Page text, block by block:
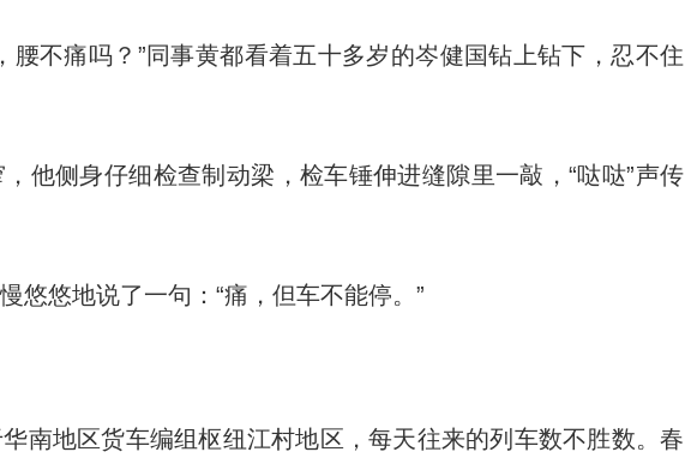
不痛吗？”同事黄都看着五十多岁的岑健国钻上钻下，忍不住
侧身仔细检查制动梁，检车锤伸进缝隙里一敲，“哒哒”声传
悠地说了一句：“痛，但车不能停。”
地区货车编组枢纽江村地区，每天往来的列车数不胜数。春